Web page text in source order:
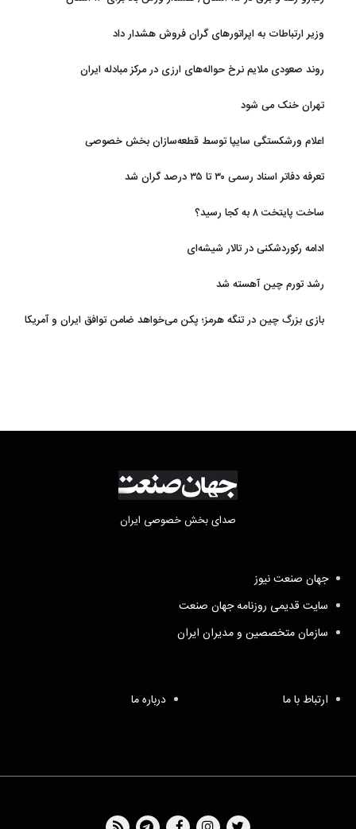
وزیر ارتباطات به اپراتورهای گران فروش هشدار داد
روند صعودی ملایم نرخ حواله‌های ارزی در مرکز مبادله ایران
تهران خنک می شود
اعلام ورشکستگی سایپا توسط قطعه‌سازان بخش خصوصی
تعرفه دفاتر اسناد رسمی ۳۰ تا ۳۵ درصد گران شد
ساخت پایتخت ۸ به کجا رسید؟
ادامه رکوردشکنی در تالار شیشه‌ای
رشد تورم چین آهسته شد
بازی بزرگ چین در تنگه هرمز؛ پکن می‌خواهد ضامن توافق ایران و آمریکا
صدای بخش خصوصی ایران
جهان صنعت نیوز
سایت قدیمی روزنامه جهان صنعت
سازمان متخصصین و مدیران ایران
ارتباط با ما درباره ما